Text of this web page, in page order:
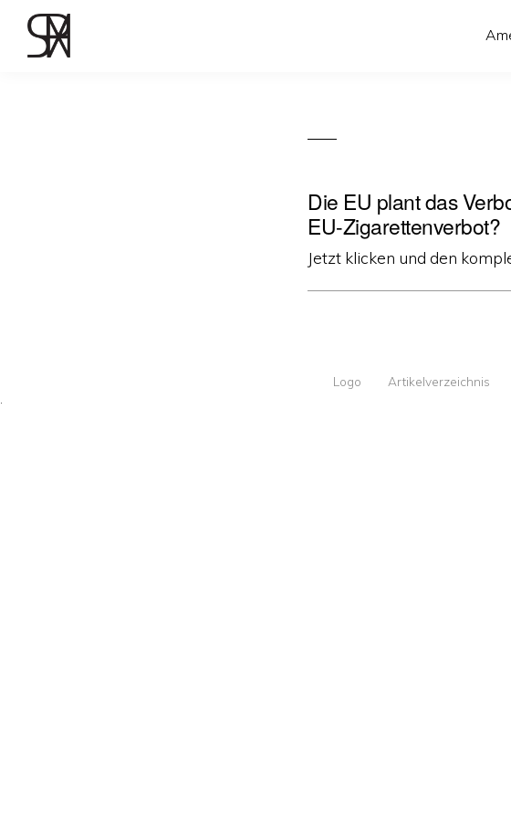
Die EU plant das
EU-Zigarettenverbot?
Jetzt klicken und den
Logo Artikelverzeichnis
·